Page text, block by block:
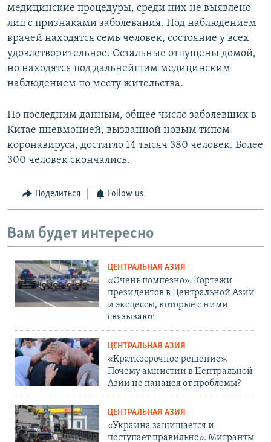
медицинские процедуры, среди них не выявлено
лиц с признаками заболевания. Под наблюдением
врачей находятся семь человек, состояние у всех
удовлетворительное. Остальные отпущены домой,
но находятся под дальнейшим медицинским
наблюдением по месту жительства.
По последним данным, общее число заболевших в
Китае пневмонией, вызванной новым типом
коронавируса, достигло 14 тысяч 380 человек. Более
300 человек скончались.
Поделиться Follow us
Вам будет интересно
ЦЕНТРАЛЬНАЯ АЗИЯ
«Очень помпезно». Кортежи
президентов в Центральной Азии
и эксцессы, которые с ними
связывают
ЦЕНТРАЛЬНАЯ АЗИЯ
«Краткосрочное решение».
Почему амнистии в Центральной
Азии не панацея от проблемы?
ЦЕНТРАЛЬНАЯ АЗИЯ
«Украина защищается и
поступает правильно». Мигранты